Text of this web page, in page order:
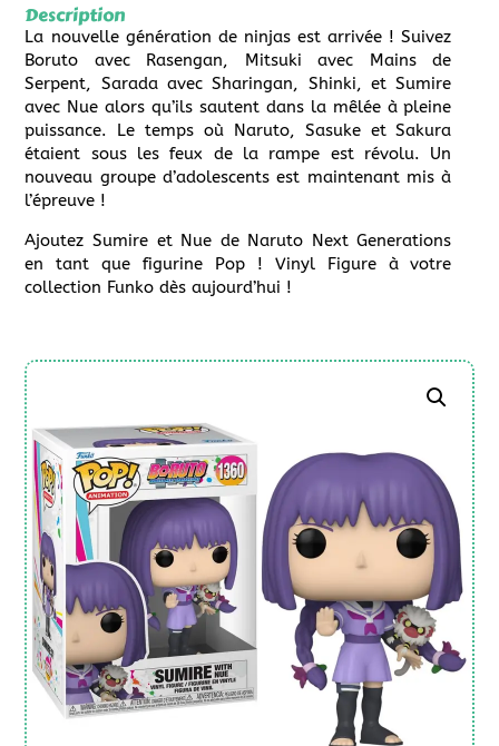
Description
La nouvelle génération de ninjas est arrivée ! Suivez
Boruto avec Rasengan, Mitsuki avec Mains de
Serpent, Sarada avec Sharingan, Shinki, et Sumire
avec Nue alors qu’ils sautent dans la mêlée à pleine
puissance. Le temps où Naruto, Sasuke et Sakura
étaient sous les feux de la rampe est révolu. Un
nouveau groupe d’adolescents est maintenant mis à
l’épreuve !
Ajoutez Sumire et Nue de Naruto Next Generations
en tant que figurine Pop ! Vinyl Figure à votre
collection Funko dès aujourd’hui !